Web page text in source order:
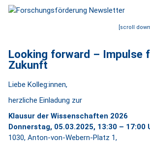
[scroll
Looking forward – Impulse
Zukunft
Liebe Kolleg:innen,
herzliche Einladung zur
Klausur der Wissenschaften 2026
Donnerstag, 05.03.2025, 13:30 – 17:00
1030, Anton-von-Webern-Platz 1,